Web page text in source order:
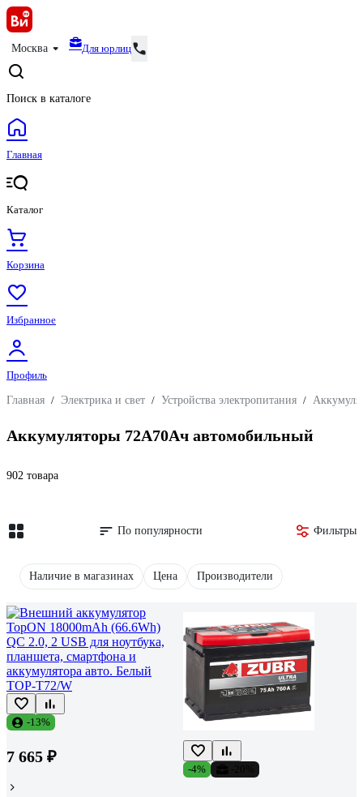
Москва Для юрлиц
Поиск в каталоге
Главная
Каталог
Корзина
Избранное
Профиль
Главная / Электрика и свет / Устройства электропитания /
Аккумуляторы 72А70Ач автомобильный
902 товара
По популярности Фильтры
Наличие в магазинах Цена Производители
-13%
7 665 ₽
-4%